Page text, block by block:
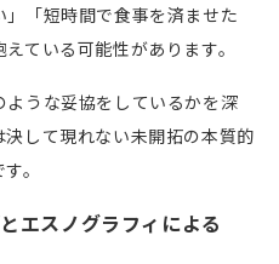
「短時間で食事を済ませた
ている可能性があります。
うな妥協をしているかを深
して現れない未開拓の本質的
。
エスノグラフィによる